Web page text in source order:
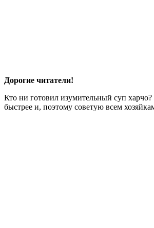
Дорогие читатели!
Кто ни готовил изумительный суп
быстрее и, поэтому советую всем